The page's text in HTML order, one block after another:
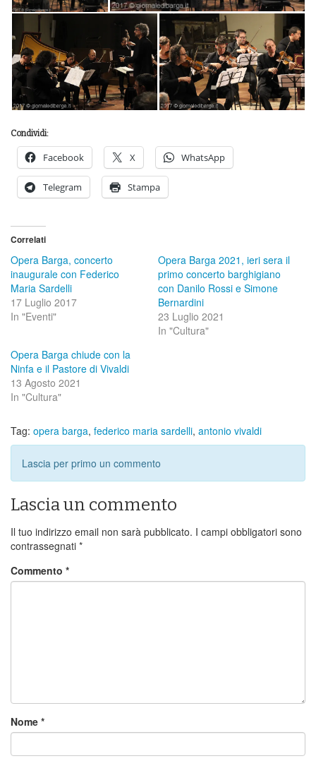
Condividi:
Facebook X WhatsApp
Telegram Stampa
Correlati
Opera Barga, concerto
inaugurale con Federico
Maria Sardelli
17 Luglio 2017
In "Eventi"
Opera Barga 2021, ieri sera il
primo concerto barghigiano
con Danilo Rossi e Simone
Bernardini
23 Luglio 2021
In "Cultura"
Opera Barga chiude con la
Ninfa e il Pastore di Vivaldi
13 Agosto 2021
In "Cultura"
Tag: opera barga, federico maria sardelli, antonio vivaldi
Lascia per primo un commento
Lascia un commento
Il tuo indirizzo email non sarà pubblicato. I campi obbligatori sono
contrassegnati *
Commento *
Nome *